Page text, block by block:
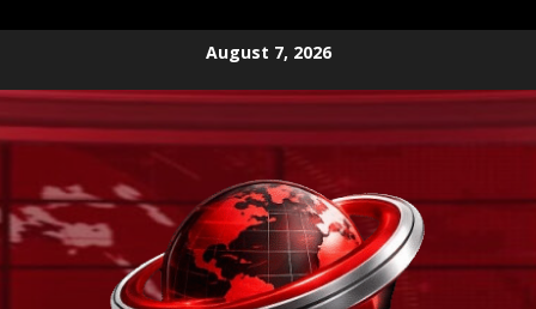
content
August 7, 2026